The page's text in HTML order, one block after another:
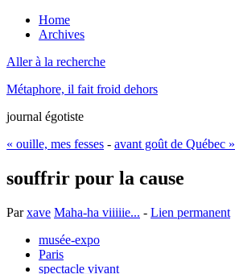
Home
Archives
Aller à la recherche
Métaphore, il fait froid dehors
journal égotiste
« ouille, mes fesses - avant goût de Québec »
souffrir pour la cause
Parxave Maha-ha viiiiie... - Lien permanent
musée-expo
Paris
spectacle vivant